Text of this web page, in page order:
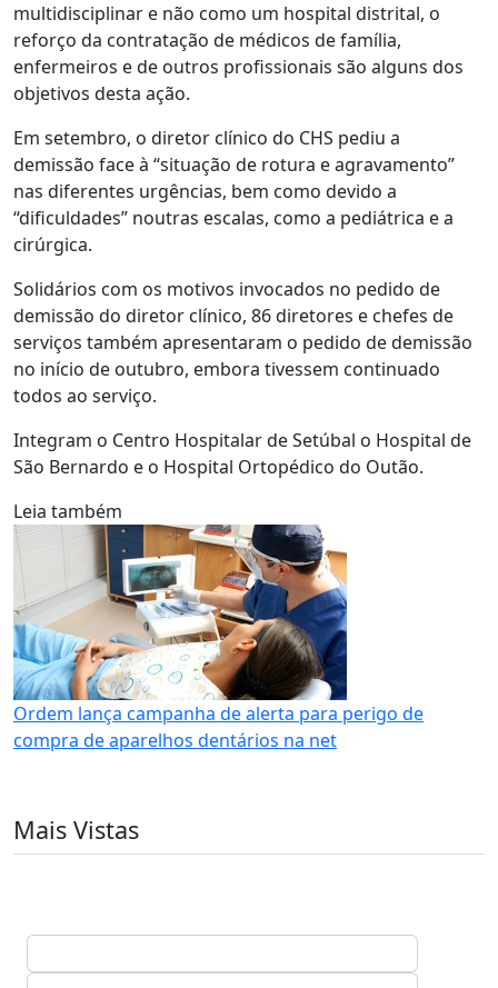
multidisciplinar e não como um hospital distrital, o
reforço da contratação de médicos de família,
enfermeiros e de outros profissionais são alguns dos
objetivos desta ação.
Em setembro, o diretor clínico do CHS pediu a
demissão face à “situação de rotura e agravamento”
nas diferentes urgências, bem como devido a
“dificuldades” noutras escalas, como a pediátrica e a
cirúrgica.
Solidários com os motivos invocados no pedido de
demissão do diretor clínico, 86 diretores e chefes de
serviços também apresentaram o pedido de demissão
no início de outubro, embora tivessem continuado
todos ao serviço.
Integram o Centro Hospitalar de Setúbal o Hospital de
São Bernardo e o Hospital Ortopédico do Outão.
Leia também
Ordem lança campanha de alerta para perigo de
compra de aparelhos dentários na net
Mais Vistas